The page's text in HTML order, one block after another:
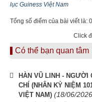
lục Guiness Việt Nam
Tổng số điểm của bài viết là:
Click
Có thể bạn quan tâm
HÀN VŨ LINH -
CHÍ (NHÂN KỶ NIỆM
VIỆT NAM) (18/06/